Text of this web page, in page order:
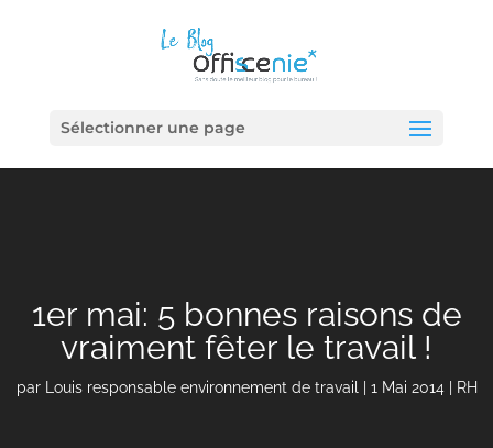
Sélectionner une page
1er mai: 5 bonnes raisons de
vraiment fêter le travail !
par Louis responsable environnement de travail 1 Mai 2014| RH